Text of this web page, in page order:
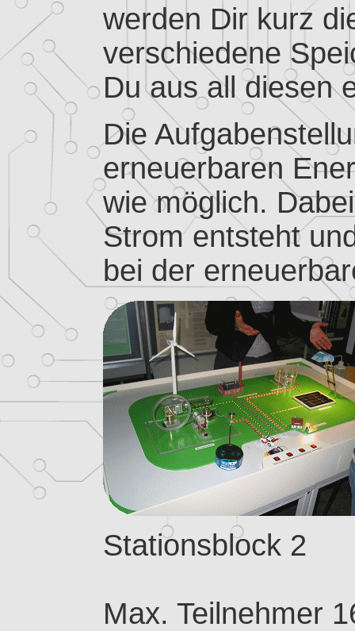
werden Dir kurz
verschiedene
Du aus all diesen
Die
erneuerbaren
wie möglich.
Strom entsteht
bei der
Stationsblock 2
Max. Teilnehmer